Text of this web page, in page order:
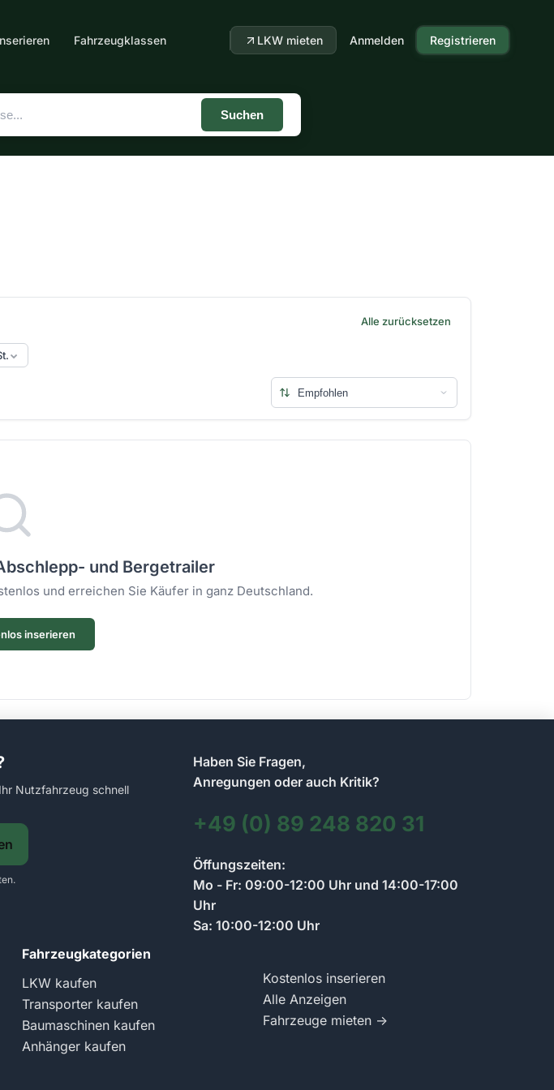
Fahrzeugklassen LKW mieten Anmelden Registrieren
Suchen
Alle zurücksetzen
und Bergetrailer
und erreichen Sie Käufer in ganz Deutschland.
inserieren
Nutzfahrzeug schnell
Haben Sie Fragen,
Anregungen oder auch Kritik?
+49 (0) 89 248 820 31
Öffungszeiten:
Mo - Fr: 09:00-12:00 Uhr und 14:00-17:00
Uhr
Sa: 10:00-12:00 Uhr
Fahrzeugkategorien
LKW kaufen
Transporter kaufen
Baumaschinen kaufen
Anhänger kaufen
Kostenlos inserieren
Alle Anzeigen
Fahrzeuge mieten →
Kontakt zum Anzeigenmarkt-Team
Schreiben Sie uns Ihre Frage zum Anzeigenmarkt.